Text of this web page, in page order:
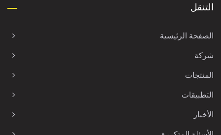
التنقل
الصفحة الرئيسية
شركة
المنتجات
التطبيقات
الأخبار